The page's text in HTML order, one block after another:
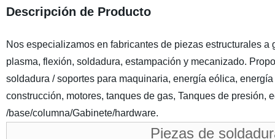
Descripción de Producto
Nos especializamos en fabricantes de piezas estructurales
plasma, flexión, soldadura, estampación y mecanizado.
soldadura / soportes para maquinaria, energía eólica,
construcción, motores, tanques de gas, Tanques de
/base/columna/Gabinete/hardware.
Piezas de